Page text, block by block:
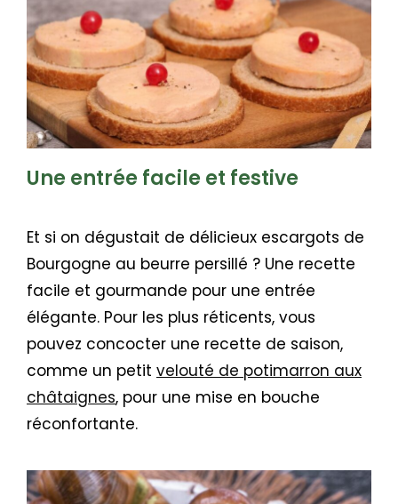
Une entrée facile et festive
Et si on dégustait de délicieux escargots de
Bourgogne au beurre persillé ? Une recette
facile et gourmande pour une entrée
élégante. Pour les plus réticents, vous
pouvez concocter une recette de saison,
comme un petit velouté de potimarron aux
châtaignes, pour une mise en bouche
réconfortante.